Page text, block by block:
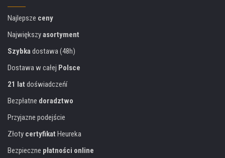
Najlepsze ceny
Największyasortyment
Szybkadostawa (48h)
Dostawa w całej Polsce
21 lat doświadczeńí
Bezpłatne doradztwo
Przyjazne podejście
Złoty certyfikat Heureka
Bezpieczne płatności online